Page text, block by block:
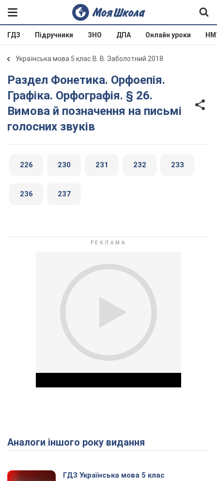
ГДЗ Підручники ЗНО ДПА Онлайн уроки
Українська мова 5 клас В. В. Заболотний 2018
Раздел Фонетика. Орфоепія.
Графіка. Орфографія. § 26.
Вимова й позначення на письмі
голосних звуків
226 230 231 232 233
236 237
Play Video
Аналоги іншого року видання
ГДЗ Українська мова 5 клас